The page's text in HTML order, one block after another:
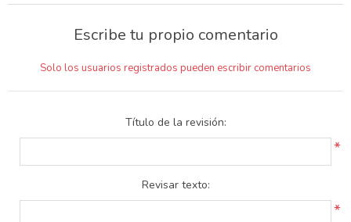
Escribe tu propio comentario
Solo los usuarios registrados pueden escribir comentarios
Título de la revisión:
*
Revisar texto:
*